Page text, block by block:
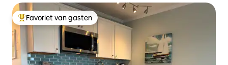
Topfavoriet van gasten
Favoriet van gasten